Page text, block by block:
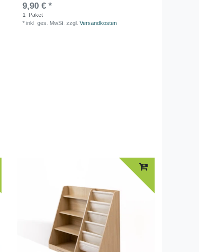
9,90 € *
1
Paket
*inkl. ges. MwSt. zzgl.Versandkosten